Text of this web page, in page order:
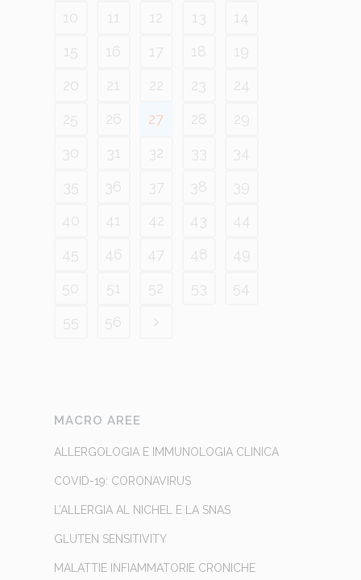
10 11 12 13
14
15
16 17 18
19
20
21 22 23
24
25
26 27 28
29
30
31 32 33
34
35
36 37 38
39
40
41 42 43
44
45
46 47 48
49
50
51 52 53
54
55
56
MACRO AREE
ALLERGOLOGIA E IMMUNOLOGIA CLINICA
COVID-19: CORONAVIRUS
L’ALLERGIA AL NICHEL E LA SNAS
GLUTEN SENSITIVITY
MALATTIE INFIAMMATORIE CRONICHE